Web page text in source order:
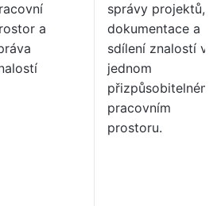
a
správy projektů,
dokumentace a
sdílení znalostí v
jednom
přizpůsobitelném
pracovním
prostoru.